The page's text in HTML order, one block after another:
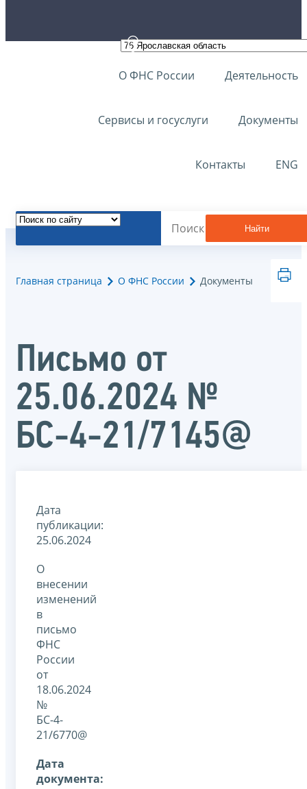
О ФНС России Деятельность
Сервисы и госуслуги Документы
Контакты ENG
Найти
Главная страница О ФНС России Документы
Письмо от
25.06.2024 №
БС-4-21/7145@
Дата
публикации:
25.06.2024
О
внесении
изменений
в
письмо
ФНС
России
от
18.06.2024
№
БС-4-
21/6770@
Дата
документа: